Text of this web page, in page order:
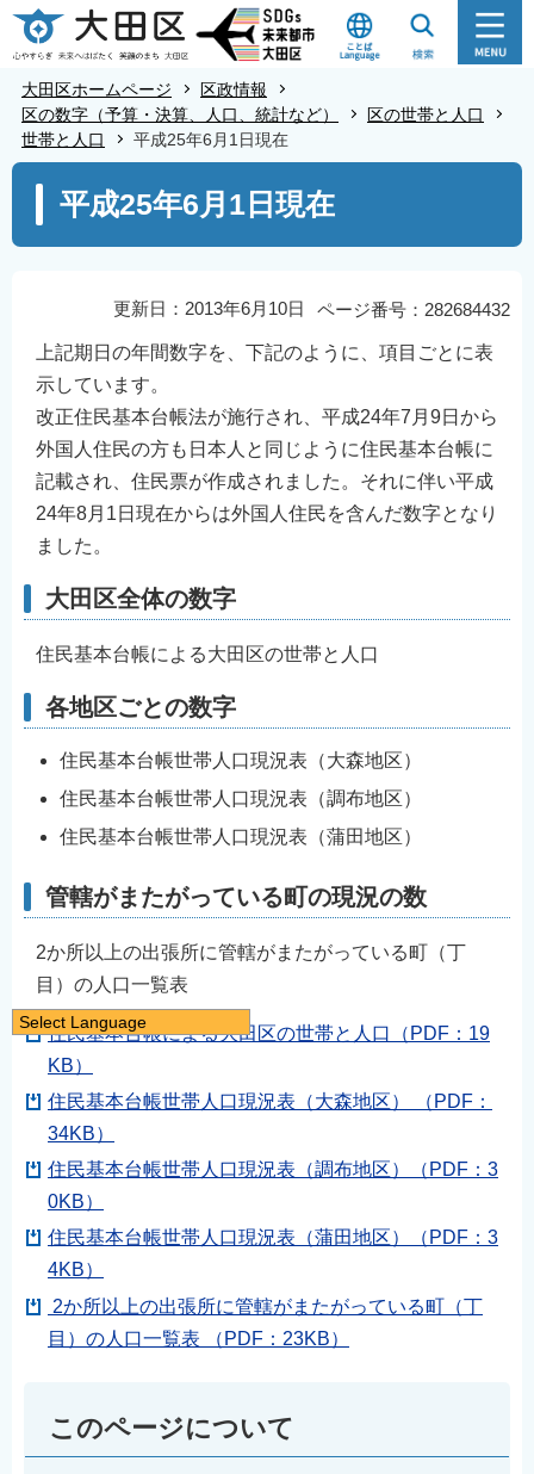
こ
の
の
頭
大田区ホームページ
区政情報
区の数字（予算・決算、人口、統計など）
区の世帯と人口
世帯と人口
平成25年6月1日現在
こ
平成25年6月1日現在
ページ番号：282684432
更新日：2013年6月10日
上記期日の年間数字を、下記のように、項目ごとに表
示しています。
改正住民基本台帳法が施行され、平成24年7月9日から
外国人住民の方も日本人と同じように住民基本台帳に
記載され、住民票が作成されました。それに伴い平成
24年8月1日現在からは外国人住民を含んだ数字となり
ました。
大田区全体の数字
住民基本台帳による大田区の世帯と人口
各地区ごとの数字
住民基本台帳世帯人口現況表（大森地区）
住民基本台帳世帯人口現況表（調布地区）
住民基本台帳世帯人口現況表（蒲田地区）
管轄がまたがっている町の現況の数
2か所以上の出張所に管轄がまたがっている町（丁
目）の人口一覧表
住民基本台帳による大田区の世帯と人口（PDF：19
KB）
住民基本台帳世帯人口現況表（大森地区） （PDF：
34KB）
住民基本台帳世帯人口現況表（調布地区）（PDF：3
0KB）
住民基本台帳世帯人口現況表（蒲田地区）（PDF：3
4KB）
2か所以上の出張所に管轄がまたがっている町（丁
目）の人口一覧表 （PDF：23KB）
このページについて
Select Language
日本語
English
简体中文
繁體中文
한국어
नेपाली
Filipino